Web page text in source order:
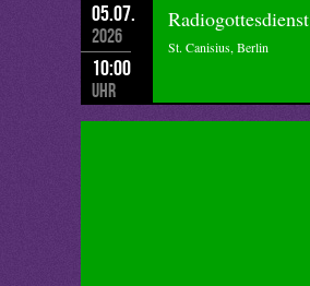
05.07.
2026
10:00
Uhr
Radiogottesdienst
St. Canisius, Berlin